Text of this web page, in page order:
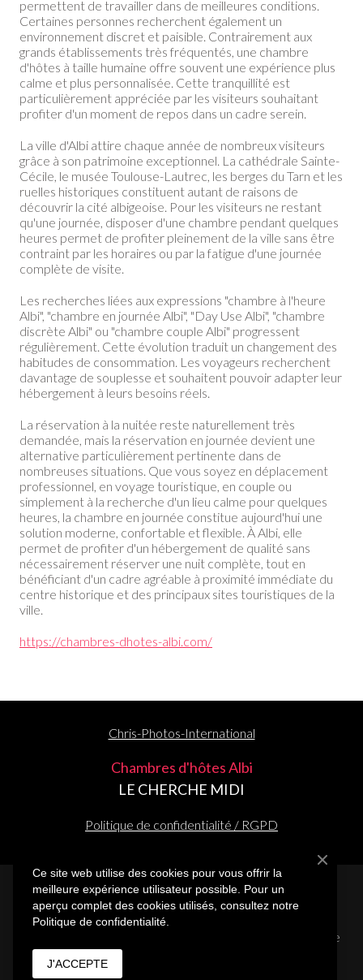
permettent de travailler dans de meilleures conditions.
Certaines personnes recherchent également un
environnement discret et paisible. Contrairement aux
grands établissements très fréquentés, une chambre
d'hôtes à taille humaine offre souvent une expérience plus
calme et plus personnalisée. Cette tranquillité est
particulièrement appréciée par les visiteurs souhaitant
profiter d'un moment de repos dans un cadre serein.
La ville d'Albi attire chaque année de nombreux visiteurs
grâce à son patrimoine exceptionnel. La cathédrale Sainte-
Cécile, le musée Toulouse-Lautrec, les berges du Tarn et les
ruelles historiques constituent autant de raisons de
découvrir la cité albigeoise. Pour les visiteurs ne restant
qu'une journée, disposer d'une chambre pendant quelques
heures permet de profiter pleinement de la ville sans être
contraint par les horaires ou par la fatigue d'une journée
complète de visite.
Les recherches liées aux expressions "chambre à l'heure
Albi", "chambre en journée Albi", "Day Use Albi", "chambre
discrète Albi" ou "chambre couple Albi" progressent
régulièrement. Cette évolution traduit un changement des
habitudes de consommation. Les voyageurs recherchent
davantage de souplesse et souhaitent pouvoir adapter leur
hébergement à leurs besoins réels.
La réservation à la nuitée reste naturellement très
demandée, mais la réservation en journée devient une
alternative particulièrement pertinente dans de
nombreuses situations. Que vous soyez en déplacement
professionnel, en voyage touristique, en couple ou
simplement à la recherche d'un lieu calme pour quelques
heures, la chambre en journée constitue aujourd'hui une
solution moderne, confortable et flexible. À Albi, elle
permet de profiter d'un hébergement de qualité sans
nécessairement réserver une nuit complète, tout en
bénéficiant d'un cadre agréable à proximité immédiate du
centre historique et des principaux sites touristiques de la
ville.
https://chambres-dhotes-albi.com/
Chris-Photos-International
Chambres d'hôtes Albi
LE CHERCHE MIDI
Politique de confidentialité / RGPD
© Créé parwww.boost-it.net
Chambre d'Hôtes Albi / Chambre à l'Heure Albi / Day Use
Ce site web utilise des cookies pour vous offrir la
meilleure expérience utilisateur possible. Pour un
aperçu complet des cookies utilisés, consultez notre
Politique de confidentialité.
J'ACCEPTE